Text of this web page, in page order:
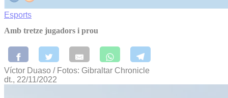
Esports
Amb tretze jugadors i prou
Víctor Duaso / Fotos: Gibraltar Chronicle
dt., 22/11/2022